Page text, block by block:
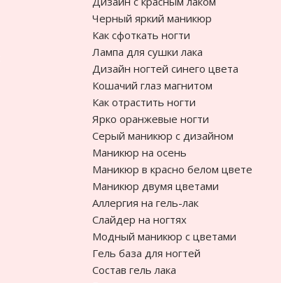
Черный яркий маникюр
Как сфоткать ногти
Лампа для сушки лака
Дизайн ногтей синего цвета
Кошачий глаз магнитом
Как отрастить ногти
Ярко оранжевые ногти
Cерый маникюр с дизайном
Маникюр на осень
Маникюр в красно белом цвете
Маникюр двумя цветами
Аллергия на гель-лак
Слайдер на ногтях
Модный маникюр с цветами
Гель база для ногтей
Состав гель лака